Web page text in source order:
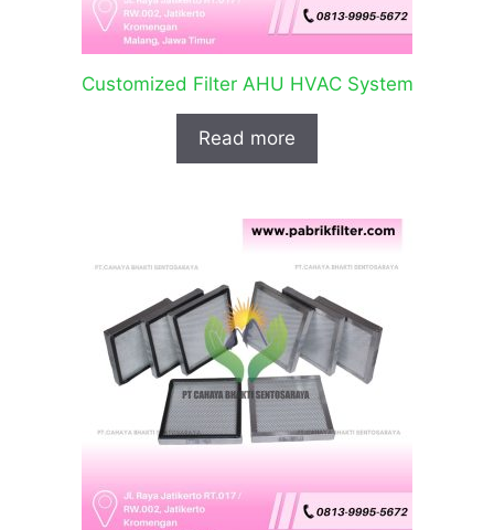
Customized Filter AHU HVAC System
Read more